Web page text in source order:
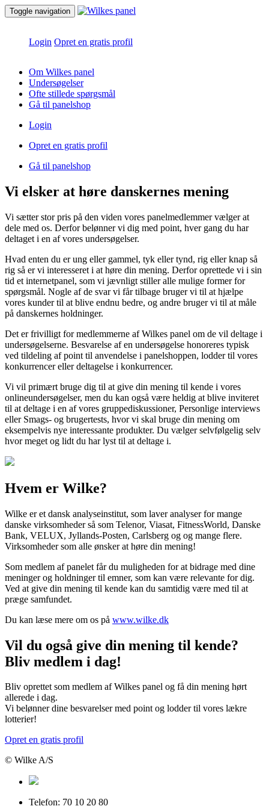
Toggle navigation
Login Opret en gratis profil
Om Wilkes panel
Undersøgelser
Ofte stillede spørgsmål
Gå til panelshop
Login
Opret en gratis profil
Gå til panelshop
Vi elsker at høre danskernes mening
Vi sætter stor pris på den viden vores panelmedlemmer vælger at
dele med os. Derfor belønner vi dig med point, hver gang du har
deltaget i en af vores undersøgelser.
Hvad enten du er ung eller gammel, tyk eller tynd, rig eller knap så
rig så er vi interesseret i at høre din mening. Derfor oprettede vi i sin
tid et internetpanel, som vi jævnligt stiller alle mulige former for
spørgsmål. Nogle af de svar vi får tilbage bruger vi til at hjælpe
vores kunder til at blive endnu bedre, og andre bruger vi til at måle
på danskernes holdninger.
Det er frivilligt for medlemmerne af Wilkes panel om de vil deltage i
undersøgelserne. Besvarelse af en undersøgelse honoreres typisk
ved tildeling af point til anvendelse i panelshoppen, lodder til vores
konkurrencer eller deltagelse i konkurrencer.
Vi vil primært bruge dig til at give din mening til kende i vores
onlineundersøgelser, men du kan også være heldig at blive inviteret
til at deltage i en af vores gruppediskussioner, Personlige interviews
eller Smags- og brugertests, hvor vi skal bruge din mening om
eksempelvis nye interessante produkter. Du vælger selvfølgelig selv
hvor meget og lidt du har lyst til at deltage i.
Hvem er Wilke?
Wilke er et dansk analyseinstitut, som laver analyser for mange
danske virksomheder så som Telenor, Viasat, FitnessWorld, Danske
Bank, VELUX, Jyllands-Posten, Carlsberg og og mange flere.
Virksomheder som alle ønsker at høre din mening!
Som medlem af panelet får du muligheden for at bidrage med dine
meninger og holdninger til emner, som kan være relevante for dig.
Ved at give din mening til kende kan du samtidig være med til at
præge samfundet.
Du kan læse mere om os på www.wilke.dk
Vil du også give din mening til kende?
Bliv medlem i dag!
Bliv oprettet som medlem af Wilkes panel og få din mening hørt
allerede i dag.
Vi belønner dine besvarelser med point og lodder til vores lækre
lotterier!
Opret en gratis profil
© Wilke A/S
Telefon: 70 10 20 80